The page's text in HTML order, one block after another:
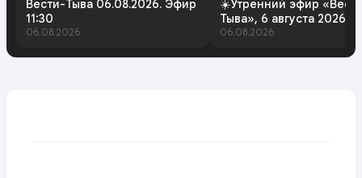
Вести-Тыва 06.08.2026. Эфир
11:30
06.08.2026
☀️Утренний эфир
Тыва», 6 августа 2026
06.08.2026